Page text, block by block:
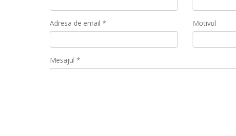
Adresa de email * Motivul
Mesajul *